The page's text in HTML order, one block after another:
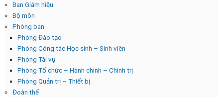
Ban Giám hiệu
Bộ môn
Phòng ban
Phòng Đào tạo
Phòng Công tác Học sinh – Sinh viên
Phòng Tài vụ
Phòng Tổ chức – Hành chính – Chính trị
Phòng Quản trị – Thiết bị
Đoàn thể